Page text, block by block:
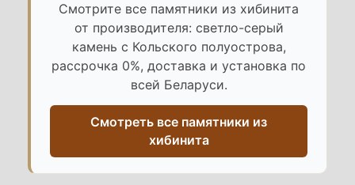
Смотрите все памятники из хибинита
от производителя: светло-серый
камень с Кольского полуострова,
рассрочка 0%, доставка и установка по
всей Беларуси.
Смотреть все памятники из
хибинита